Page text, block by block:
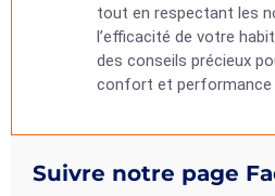
Suivre notre page
tout en respectant les
l’efficacité de votre
des conseils précieux
confort et performance